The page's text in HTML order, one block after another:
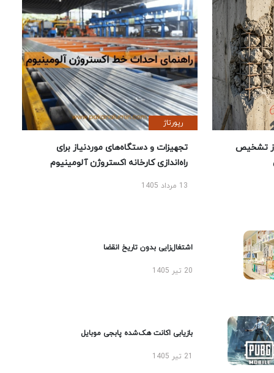
تشخیص
رپورتاژ
تجهیزات و دستگاه‌های موردنیاز برای
راه‌اندازی کارخانه اکستروژن آلومینیوم
13 مرداد 1405
اشتغال‌زایی بدون تاریخ انقضا
20 تیر 1405
بازیابی اکانت هک‌شده پابجی موبایل